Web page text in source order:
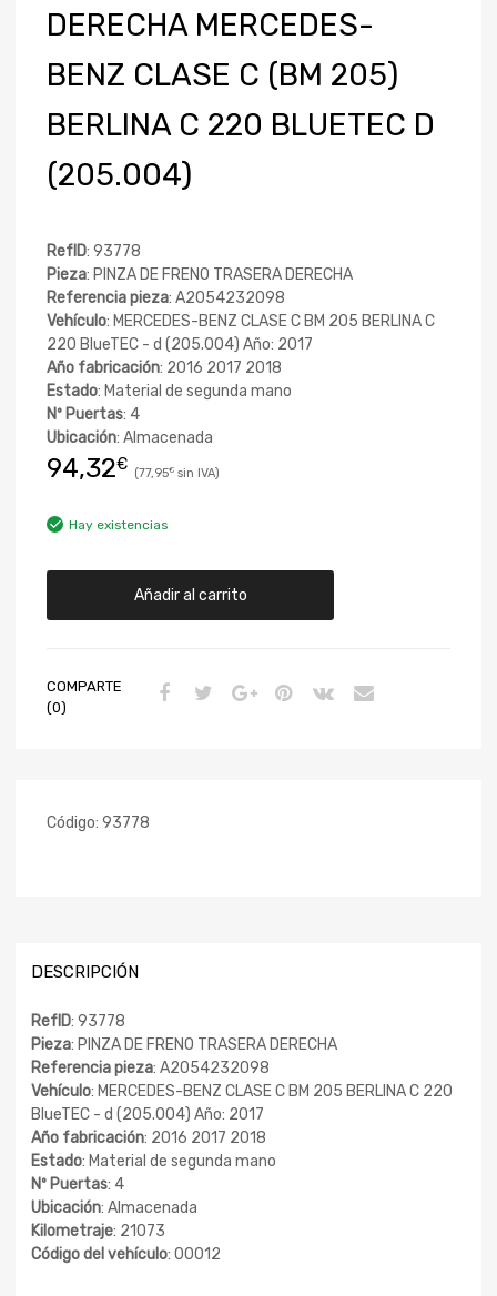
DERECHA MERCEDES-
BENZ CLASE C (BM 205)
BERLINA C 220 BLUETEC D
(205.004)
RefID: 93778
Pieza: PINZA DE FRENO TRASERA DERECHA
Referencia pieza: A2054232098
Vehículo: MERCEDES-BENZ CLASE C BM 205 BERLINA C
220 BlueTEC - d (205.004) Año: 2017
Año fabricación: 2016 2017 2018
Estado: Material de segunda mano
Nº Puertas: 4
Ubicación: Almacenada
94,32€ 77,95€
Hay existencias
Añadir al carrito
COMPARTE
(0)
Código: 93778
DESCRIPCIÓN
RefID: 93778
Pieza: PINZA DE FRENO TRASERA DERECHA
Referencia pieza: A2054232098
Vehículo: MERCEDES-BENZ CLASE C BM 205 BERLINA C 220
BlueTEC - d (205.004) Año: 2017
Año fabricación: 2016 2017 2018
Estado: Material de segunda mano
Nº Puertas: 4
Ubicación: Almacenada
Kilometraje: 21073
Código del vehículo: 00012